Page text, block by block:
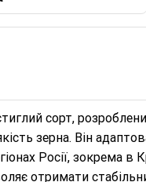
сорт,
зерна. Він
Росії, зокрема в
отримати